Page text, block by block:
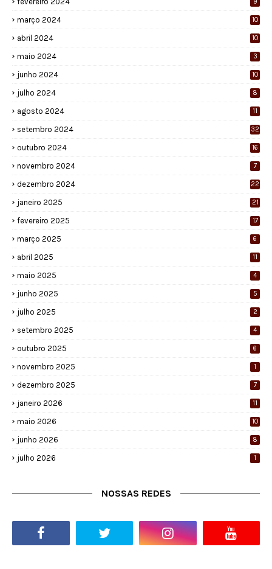
9
março 2024 10
abril 2024 10
maio 2024 3
junho 2024 10
julho 2024 8
agosto 2024 11
setembro 2024 32
outubro 2024 16
novembro 2024 7
dezembro 2024 22
janeiro 2025 21
fevereiro 2025 17
março 2025 6
abril 2025 11
maio 2025 4
junho 2025 5
julho 2025 2
setembro 2025 4
outubro 2025 6
novembro 2025 1
dezembro 2025 7
janeiro 2026 11
maio 2026 10
junho 2026 8
julho 2026 1
NOSSAS REDES